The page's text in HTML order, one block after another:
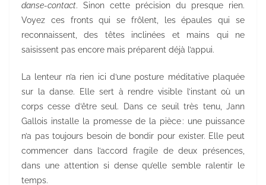
danse-contact. Sinon cette précision du presque rien.
Voyez ces fronts qui se frôlent, les épaules qui se
reconnaissent, des têtes inclinées et mains qui ne
saisissent pas encore mais préparent déjà l’appui.
La lenteur n’a rien ici d’une posture méditative plaquée
sur la danse. Elle sert à rendre visible l’instant où un
corps cesse d’être seul. Dans ce seuil très tenu, Jann
Gallois installe la promesse de la pièce : une puissance
n’a pas toujours besoin de bondir pour exister. Elle peut
commencer dans l’accord fragile de deux présences,
dans une attention si dense qu’elle semble ralentir le
temps.